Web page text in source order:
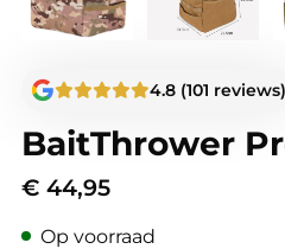
BaitThrower
€ 44,95
Op voorraad
4.8 (101 reviews)